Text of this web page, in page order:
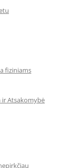
fiziniams
ir Atsakomybė